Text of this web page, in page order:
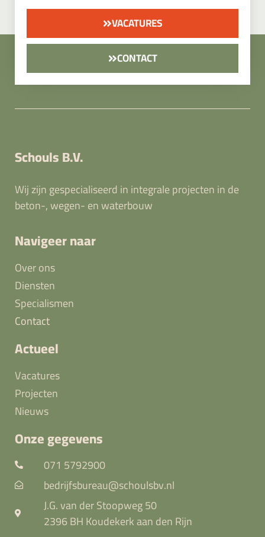
VACATURES
CONTACT
Schouls B.V.
Wij zijn gespecialiseerd in integrale projecten in de
beton-, wegen- en waterbouw
Navigeer naar
Over ons
Diensten
Specialismen
Contact
Actueel
Vacatures
Projecten
Nieuws
Onze gegevens
071 5792900
bedrijfsbureau@schoulsbv.nl
J.G. van der Stoopweg 50
2396 BH Koudekerk aan den Rijn